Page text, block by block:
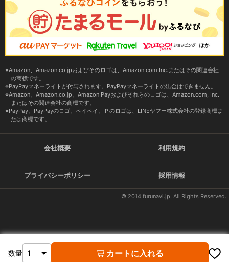
数量 カートに入れる
Amazon、Amazon.co.jpおよびそのロゴは、Amazon.com,Inc.またはその関連会社
の商標です。
PayPayマネーライトが付与されます。PayPayマネーライトの出金はできません。
Amazon、Amazon.co.jp、Amazon Payおよびそれらのロゴは、Amazon.com, Inc.
またはその関連会社の商標です。
PayPay、PayPayのロゴ、ペイペイ、Ｐのロゴは、LINEヤフー株式会社の登録商標ま
たは商標です。
会社概要 利用規約
プライバシーポリシー 採用情報
© 2014 furunavi.jp, All Rights Reserved.